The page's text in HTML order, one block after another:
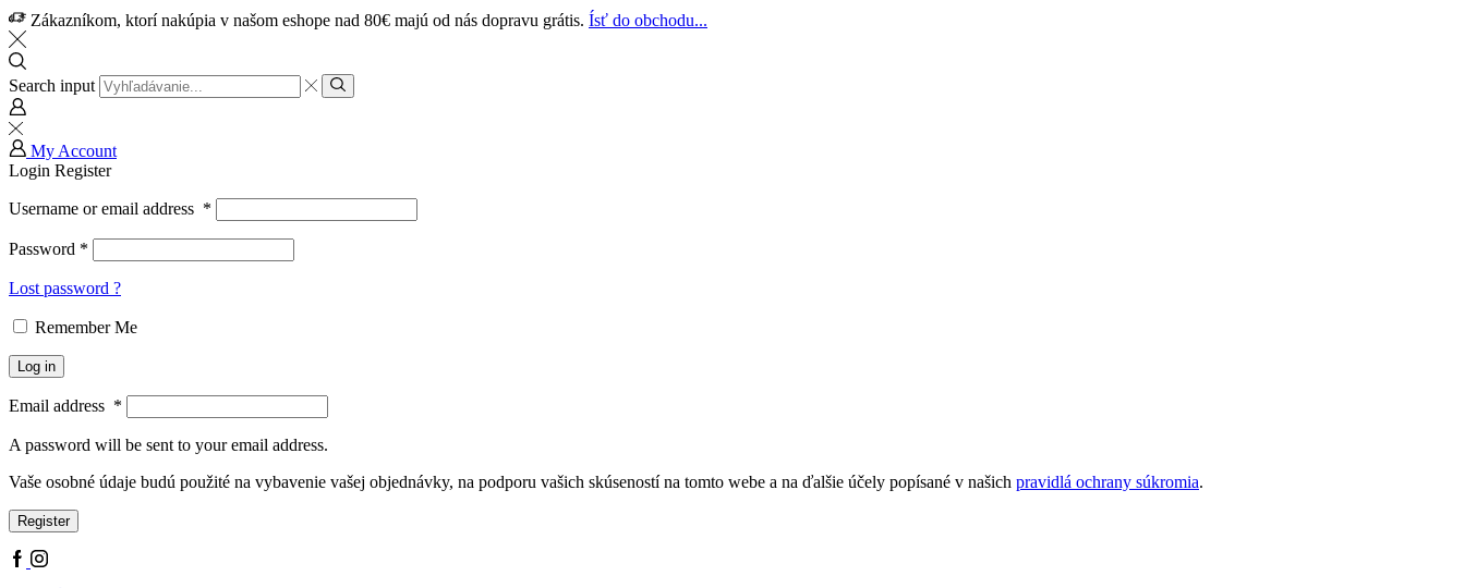
Zákazníkom, ktorí nakúpia v našom eshope nad 80€ majú od nás dopravu grátis. Ísť do obchodu...
Search input
My Account
Login Register
Username or email address *
Password *
Lost password ?
Remember Me
Log in
Email address *
A password will be sent to your email address.
Vaše osobné údaje budú použité na vybavenie vašej objednávky, na podporu vašich skúseností na tomto webe a na ďalšie účely popísané v našich pravidlá ochrany súkromia.
Register